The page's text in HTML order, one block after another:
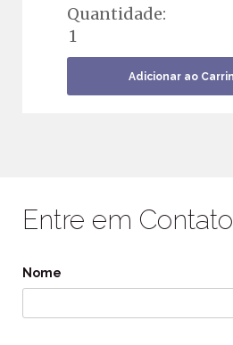
Quantidade:
Entre em Contato
Nome